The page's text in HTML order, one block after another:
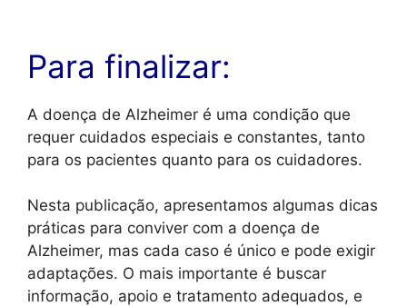
Para finalizar:
A doença de Alzheimer é uma condição que
requer cuidados especiais e constantes, tanto
para os pacientes quanto para os cuidadores.
Nesta publicação, apresentamos algumas dicas
práticas para conviver com a doença de
Alzheimer, mas cada caso é único e pode exigir
adaptações. O mais importante é buscar
informação, apoio e tratamento adequados, e